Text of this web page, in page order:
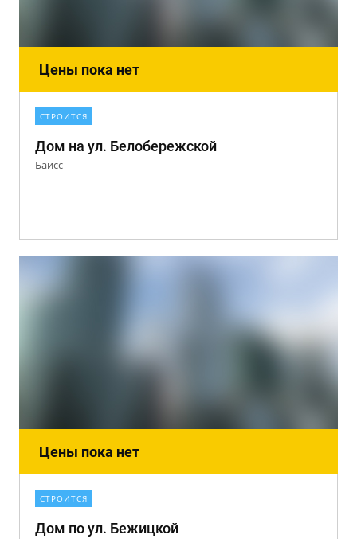
Цены пока нет
СТРОИТСЯ
Дом на ул. Белобережской
Баисс
Цены пока нет
СТРОИТСЯ
Дом по ул. Бежицкой